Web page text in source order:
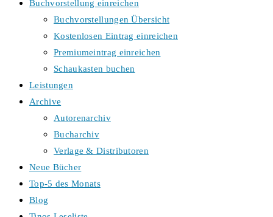
Buchvorstellung einreichen
Buchvorstellungen Übersicht
Kostenlosen Eintrag einreichen
Premiumeintrag einreichen
Schaukasten buchen
Leistungen
Archive
Autorenarchiv
Bucharchiv
Verlage & Distributoren
Neue Bücher
Top-5 des Monats
Blog